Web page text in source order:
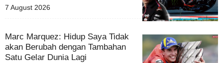
7 August 2026
Marc Marquez: Hidup Saya Tidak
akan Berubah dengan Tambahan
Satu Gelar Dunia Lagi